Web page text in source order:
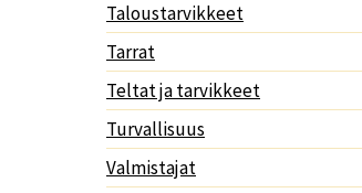
Taloustarvikkeet
Tarrat
Teltat ja tarvikkeet
Turvallisuus
Valmistajat